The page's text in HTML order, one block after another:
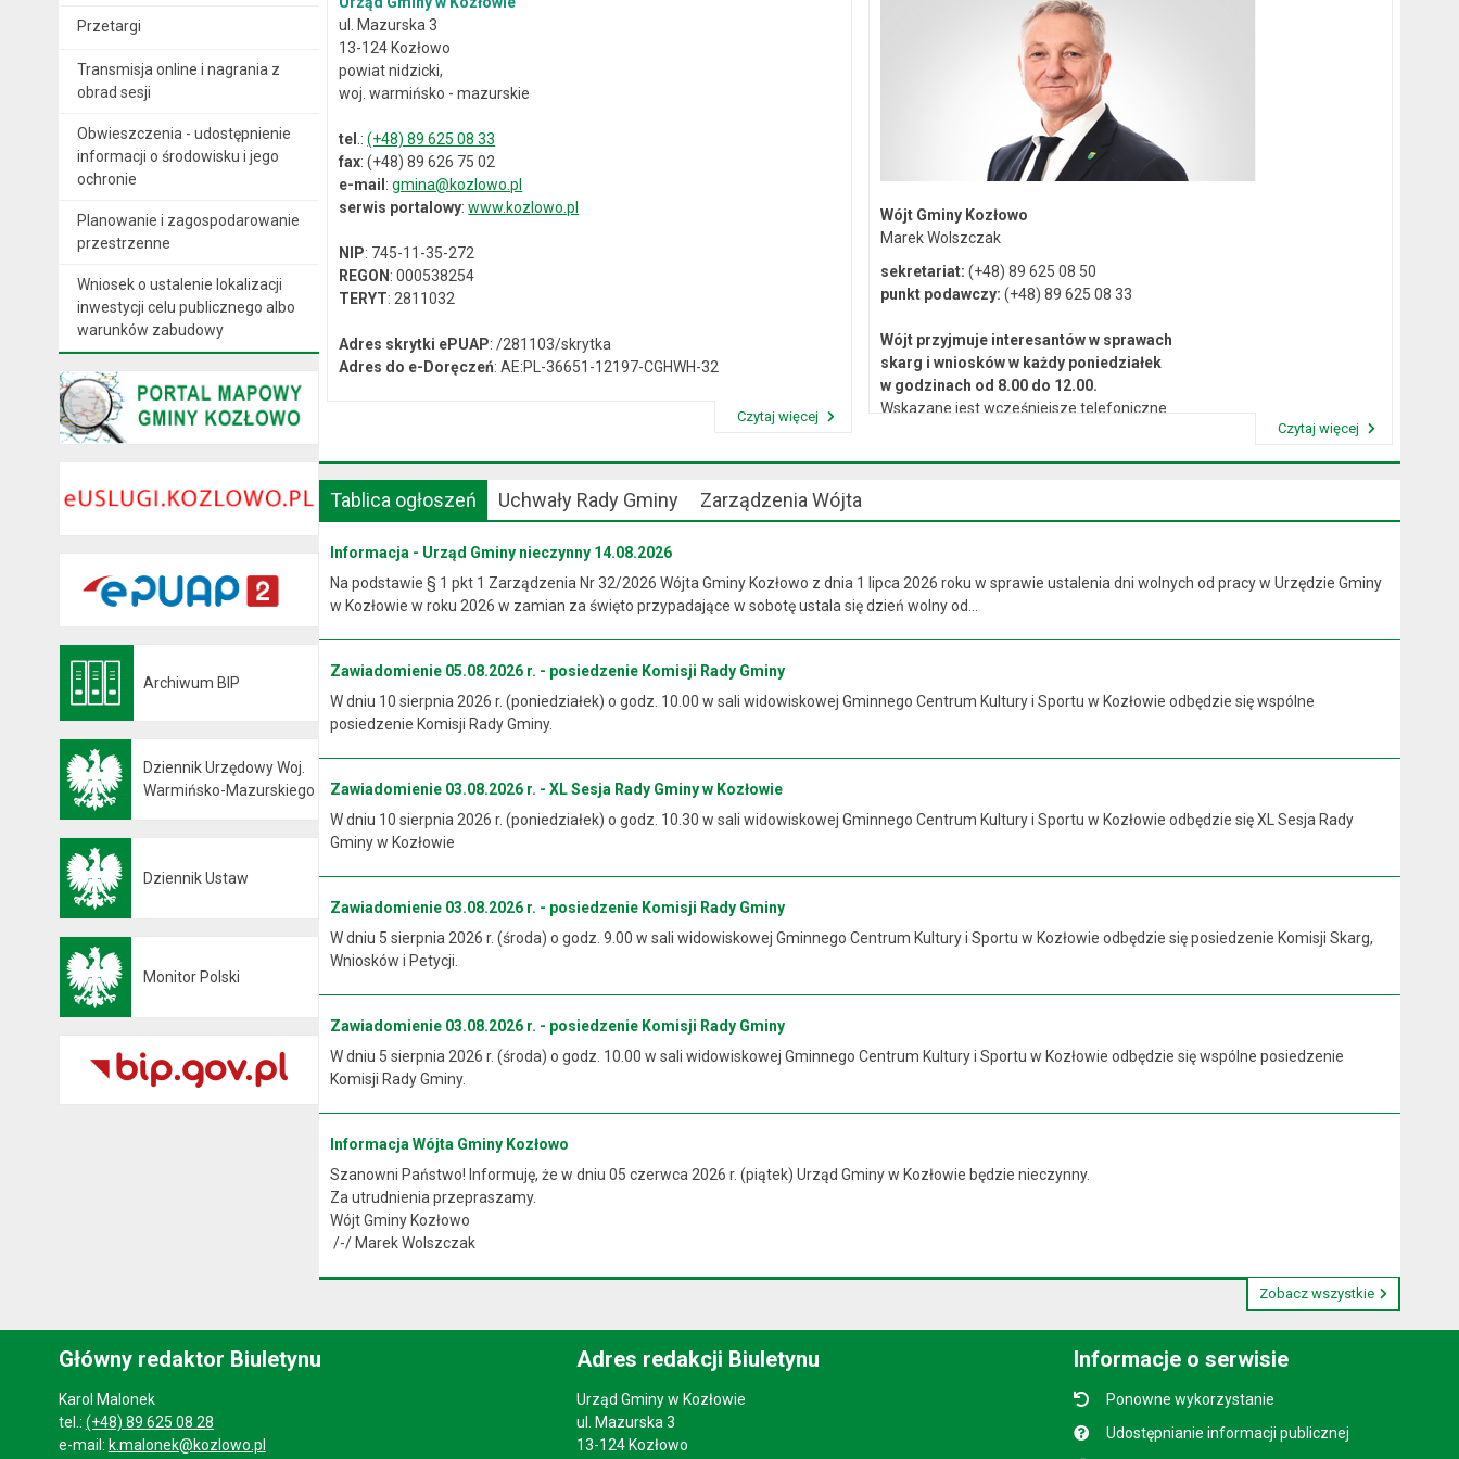
Przetargi
Transmisja online i nagrania z
obrad sesji
Obwieszczenia - udostępnienie
informacji o środowisku i jego
ochronie
Planowanie i zagospodarowanie
przestrzenne
Wniosek o ustalenie lokalizacji
inwestycji celu publicznego albo
warunków zabudowy
Archiwum BIP
Dziennik Urzędowy Woj.
Warmińsko-Mazurskiego
Dziennik Ustaw
Monitor Polski
ul. Mazurska 3
13-124 Kozłowo
powiat nidzicki,
woj. warmińsko - mazurskie
tel .:(+48) 89 625 08 33
fax: (+48) 89 626 75 02
e-mail :gmina@kozlowo.pl
serwis portalowy:www.kozlowo.pl
NIP: 745-11-35-272
REGON : 000538254
TERYT: 2811032
Adres skrytki ePUAP: /281103/skrytka
Adres do e-Doręczeń: AE:PL-36651-12197-CGHWH-32
Czytaj więcej
Wójt Gminy Kozłowo
Marek Wolszczak
sekretariat: (+48) 89 625 08 50
punkt podawczy: (+48) 89 625 08 33
Wójt przyjmuje interesantów w sprawach
skarg i wniosków w każdy poniedziałek
w godzinach od 8.00 do 12.00.
Wskazane jest wcześniejsze telefoniczne
Czytaj więcej
Tablica ogłoszeń Uchwały Rady Gminy Zarządzenia Wójta
Informacja - Urząd Gminy nieczynny 14.08.2026
Na podstawie § 1 pkt 1 Zarządzenia Nr 32/2026 Wójta Gminy Kozłowo z dnia 1 lipca 2026 roku w sprawie ustalenia dni wolnych od pracy w Urzędzie Gminy
w Kozłowie w roku 2026 w zamian za święto przypadające w sobotę ustala się dzień wolny od...
Zawiadomienie 05.08.2026 r. - posiedzenie Komisji Rady Gminy
W dniu 10 sierpnia 2026 r. (poniedziałek) o godz. 10.00 w sali widowiskowej Gminnego Centrum Kultury i Sportu w Kozłowie odbędzie się wspólne
posiedzenie Komisji Rady Gminy.
Zawiadomienie 03.08.2026 r. - XL Sesja Rady Gminy w Kozłowie
W dniu 10 sierpnia 2026 r. (poniedziałek) o godz. 10.30 w sali widowiskowej Gminnego Centrum Kultury i Sportu w Kozłowie odbędzie się XL Sesja Rady
Gminy w Kozłowie
Zawiadomienie 03.08.2026 r. - posiedzenie Komisji Rady Gminy
W dniu 5 sierpnia 2026 r. (środa) o godz. 9.00 w sali widowiskowej Gminnego Centrum Kultury i Sportu w Kozłowie odbędzie się posiedzenie Komisji Skarg,
Wniosków i Petycji.
Zawiadomienie 03.08.2026 r. - posiedzenie Komisji Rady Gminy
W dniu 5 sierpnia 2026 r. (środa) o godz. 10.00 w sali widowiskowej Gminnego Centrum Kultury i Sportu w Kozłowie odbędzie się wspólne posiedzenie
Komisji Rady Gminy.
Informacja Wójta Gminy Kozłowo
Szanowni Państwo! Informuję, że w dniu 05 czerwca 2026 r. (piątek) Urząd Gminy w Kozłowie będzie nieczynny.
Za utrudnienia przepraszamy.
Wójt Gminy Kozłowo
/-/ Marek Wolszczak
Zobacz wszystkie
Główny redaktor Biuletynu
Karol Malonek
tel.: (+48) 89 625 08 28
e-mail: k.malonek@kozlowo.pl
Adres redakcji Biuletynu
Urząd Gminy w Kozłowie
ul. Mazurska 3
13-124 Kozłowo
Informacje o serwisie
Ponowne wykorzystanie
Udostępnianie informacji publicznej